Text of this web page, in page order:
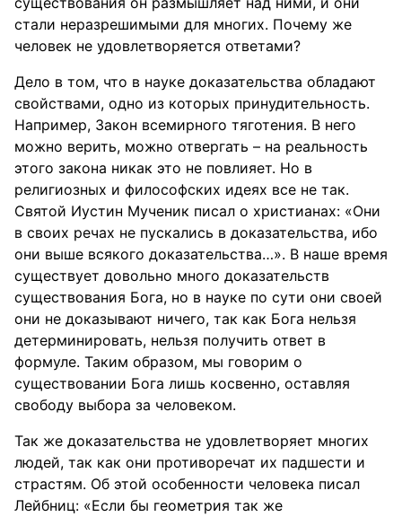
стали неразрешимыми для многих. Почему же
человек не удовлетворяется ответами?
Дело в том, что в науке доказательства обладают
свойствами, одно из которых принудительность.
Например, Закон всемирного тяготения. В него
можно верить, можно отвергать – на реальность
этого закона никак это не повлияет. Но в
религиозных и философских идеях все не так.
Святой Иустин Мученик писал о христианах: «Они
в своих речах не пускались в доказательства, ибо
они выше всякого доказательства…». В наше время
существует довольно много доказательств
существования Бога, но в науке по сути они своей
они не доказывают ничего, так как Бога нельзя
детерминировать, нельзя получить ответ в
формуле. Таким образом, мы говорим о
существовании Бога лишь косвенно, оставляя
свободу выбора за человеком.
Так же доказательства не удовлетворяет многих
людей, так как они противоречат их падшести и
страстям. Об этой особенности человека писал
Лейбниц: «Если бы геометрия так же